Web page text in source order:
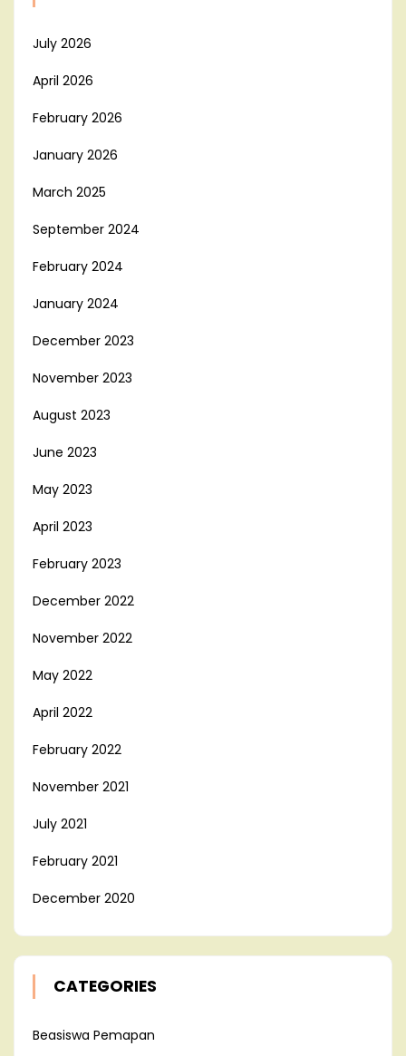
July 2026
April 2026
February 2026
January 2026
March 2025
September 2024
February 2024
January 2024
December 2023
November 2023
August 2023
June 2023
May 2023
April 2023
February 2023
December 2022
November 2022
May 2022
April 2022
February 2022
November 2021
July 2021
February 2021
December 2020
CATEGORIES
Beasiswa Pemapan